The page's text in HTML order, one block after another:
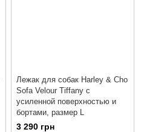
Лежак для собак Harley & Cho
Sofa Velour Tiffany с
усиленной поверхностью и
бортами, размер L
3 290 грн